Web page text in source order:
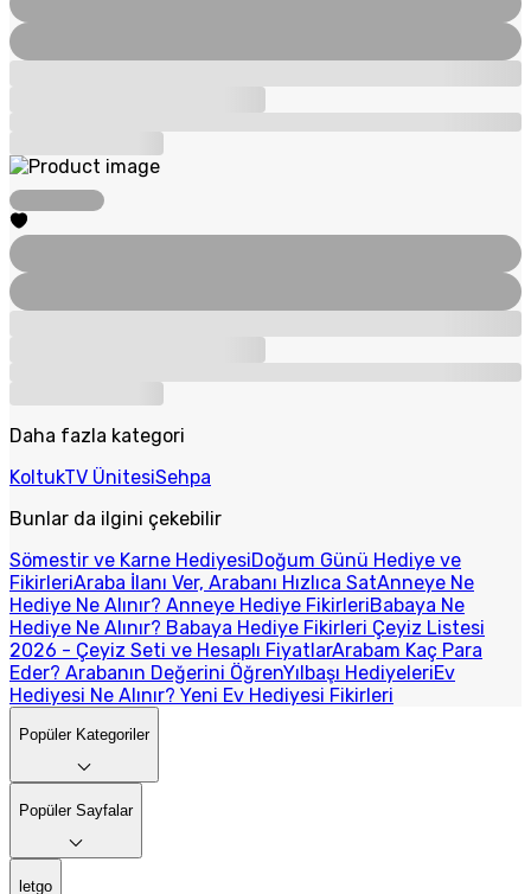
Daha fazla kategori
KoltukTV ÜnitesiSehpa
Bunlar da ilgini çekebilir
Sömestir ve Karne HediyesiDoğum Günü Hediye ve
FikirleriAraba İlanı Ver, Arabanı Hızlıca SatAnneye Ne
Hediye Ne Alınır? Anneye Hediye FikirleriBabaya Ne
Hediye Ne Alınır? Babaya Hediye Fikirleri Çeyiz Listesi
2026 - Çeyiz Seti ve Hesaplı FiyatlarArabam Kaç Para
Eder? Arabanın Değerini ÖğrenYılbaşı HediyeleriEv
Hediyesi Ne Alınır? Yeni Ev Hediyesi Fikirleri
Popüler Kategoriler
Popüler Sayfalar
letgo